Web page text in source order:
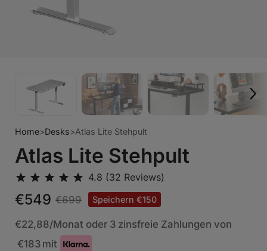
Home>Desks>Atlas Lite Stehpult
Atlas Lite Stehpult
€549 €699 Speichern €150
€22,88/Monat oder 3 zinsfreie Zahlungen von
€183 mit